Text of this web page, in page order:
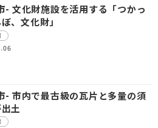
- 文化財施設を活用する「つかっ
、文化財」
- 市内で最古級の瓦片と多量の須
土